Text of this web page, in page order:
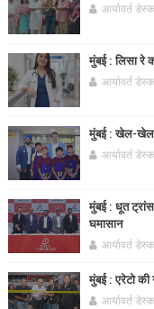
आर्यावर्त डेस्क
मुंबई : लिसा रे
आर्यावर्त डेस्क
मुंबई : खेल-खेल
आर्यावर्त डेस्क
मुंबई : धूत
घमासान
आर्यावर्त डेस्क
मुंबई : एरेटो
आर्यावर्त डेस्क